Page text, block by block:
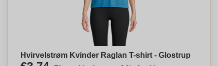
Hvirvelstrøm Kvinder Raglan T-shirt - Glostrup